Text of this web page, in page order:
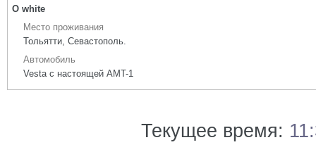
О white
Место проживания
Тольятти, Севастополь.
Автомобиль
Vesta с настоящей AMT-1
Текущее время: